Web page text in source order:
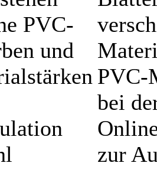
PVC-
und
PVC-
bei
zur